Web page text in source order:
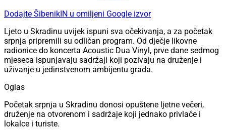
Dodajte ŠibenikIN u omiljeni Google izvor
Ljeto u Skradinu uvijek ispuni sva očekivanja, a za početak
srpnja pripremili su odličan program. Od dječje likovne
radionice do koncerta Acoustic Dua Vinyl, prve dane sedmog
mjeseca ispunjavaju sadržaji koji pozivaju na druženje i
uživanje u jedinstvenom ambijentu grada.
Oglas
Početak srpnja u Skradinu donosi opuštene ljetne večeri,
druženje na otvorenom i sadržaje koji jednako privlače i
lokalce i turiste.